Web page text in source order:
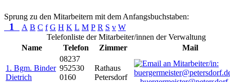
Sprung zu den Mitarbeitern mit dem Anfangsbuchstaben:
1 A B C f G H K L M P R S v W
Telefonliste der Mitarbeiter/innen der Verwaltung
Name
Telefon Zimmer Mail
1. Bgm. Binder
Dietrich
08237
952530
0160
Rathaus
Petersdorf